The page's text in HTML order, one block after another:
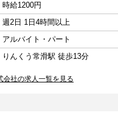
時給1200円
週2日 1日4時間以上
アルバイト・パート
りんくう常滑駅 徒歩13分
会社の求人一覧を見る